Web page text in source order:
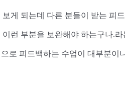
게 되는데 다른 분들이 받는 피
런 부분을 보완해야 하는구나.
로 피드백하는 수업이 대부분이